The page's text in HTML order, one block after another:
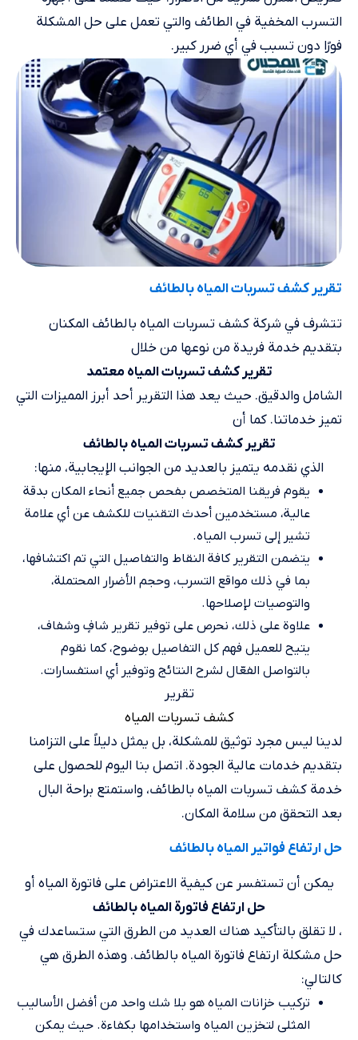
التسرب المخفية في الطائف والتي تعمل على حل المشكلة
فورًا دون تسبب في أي ضرر كبير.
تقرير كشف تسربات المياه بالطائف
تتشرف في شركة كشف تسربات المياه بالطائف المكنان
بتقديم خدمة فريدة من نوعها من خلال
تقرير كشف تسربات المياه معتمد
الشامل والدقيق. حيث يعد هذا التقرير أحد أبرز المميزات التي
تميز خدماتنا. كما أن
تقرير كشف تسربات المياه بالطائف
الذي نقدمه يتميز بالعديد من الجوانب الإيجابية، منها:
يقوم فريقنا المتخصص بفحص جميع أنحاء المكان بدقة
عالية، مستخدمين أحدث التقنيات للكشف عن أي علامة
تشير إلى تسرب المياه.
يتضمن التقرير كافة النقاط والتفاصيل التي تم اكتشافها،
بما في ذلك مواقع التسرب، وحجم الأضرار المحتملة،
والتوصيات لإصلاحها.
علاوة على ذلك، نحرص على توفير تقرير شافٍ وشفاف،
يتيح للعميل فهم كل التفاصيل بوضوح، كما نقوم
بالتواصل الفعّال لشرح النتائج وتوفير أي استفسارات.
تقرير
كشف تسربات المياه
لدينا ليس مجرد توثيق للمشكلة، بل يمثل دليلاً على التزامنا
بتقديم خدمات عالية الجودة. اتصل بنا اليوم للحصول على
خدمة كشف تسربات المياه بالطائف، واستمتع براحة البال
بعد التحقق من سلامة المكان.
حل ارتفاع فواتير المياه بالطائف
يمكن أن تستفسر عن كيفية الاعتراض على فاتورة المياه أو
حل ارتفاع فاتورة المياه بالطائف
، لا تقلق بالتأكيد هناك العديد من الطرق التي ستساعدك في
حل مشكلة ارتفاع فاتورة المياه بالطائف. وهذه الطرق هي
كالتالي:
تركيب خزانات المياه هو بلا شك واحد من أفضل الأساليب
المثلى لتخزين المياه واستخدامها بكفاءة. حيث يمكن